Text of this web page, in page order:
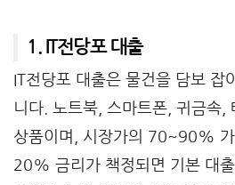
1. IT전당포 대출
IT전당포 대출은 물건을 담보 잡
니다. 노트북, 스마트폰, 귀금속,
상품이며, 시장가의 70~90% 가
20% 금리가 책정되면 기본 대